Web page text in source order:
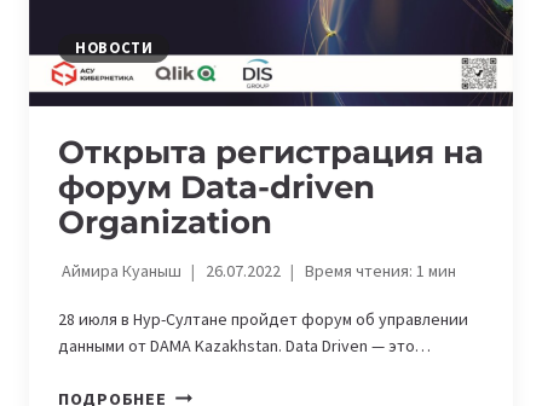
НОВОСТИ
Открыта регистрация на
форум Data-driven
Organization
Аймира Куаныш 26.07.2022 Время чтения: 1мин
28 июля в Нур-Султане пройдет форум об управлении
данными от DAMA Kazakhstan. Data Driven — это…
ПОДРОБНЕЕ ОТКРЫТА